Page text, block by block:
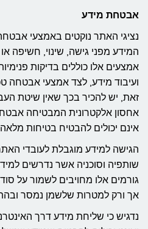
אבטחת מידע
נציגי האתר נוקטים באמצעי
המידע מפני גישה, שינוי, חשיפה
אמצעים אלו כוללים בדיקות
ועיבוד מידע, לצד אמצעי אבטחה
זאת, יש להכיר בכך שאין שיטת
אחסון אלקטרונית המבטיחה
אינם יכולים להבטיח בטיחות
הגישה למידע מוגבלת לעובדי
שותפיה וסוכניה אשר נדרשים
גורמים אלו מחויבים לשמור על
אך ורק למטרות שלשמן נמסר
נדגיש כי שליחת מידע דרך